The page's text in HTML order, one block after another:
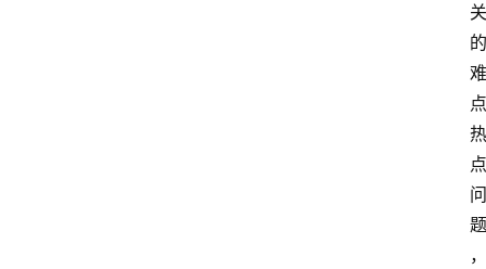
关
的
难
点
热
点
问
题
，